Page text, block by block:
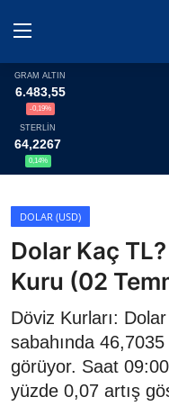
Haberler
Döviz
Altın Fiyatları
Döviz Kurları
Fonlar
Kripto Paralar
Çeviriciler
GRAM ALTIN
6.483,55
-0,19%
STERLİN
64,2267
0,14%
DOLAR (USD)
Dolar Kaç
Kuru (02
Döviz Kurları:
sabahında
görüyor. Saat
yüzde 0,07 artış